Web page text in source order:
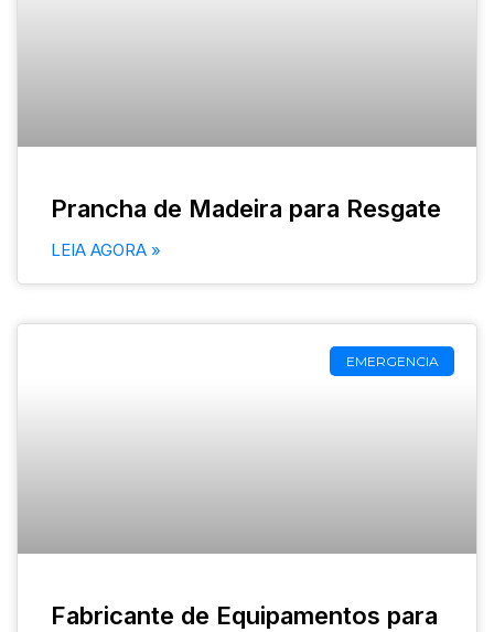
Prancha de Madeira para Resgate
LEIA AGORA »
EMERGENCIA
Fabricante de Equipamentos para